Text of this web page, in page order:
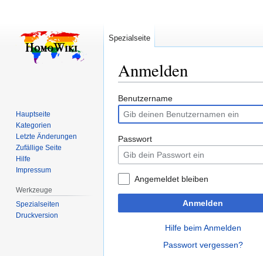
Anmelden
Zur
Navigation
springen
Zur
Suche
springen
Benutzername
Passwort
Angemeldet bleiben
Anmelden
Hilfe beim Anmelden
Passwort vergessen?
Spezialseite
Hauptseite
Kategorien
Letzte Änderungen
Zufällige Seite
Hilfe
Impressum
Werkzeuge
Spezialseiten
Druckversion